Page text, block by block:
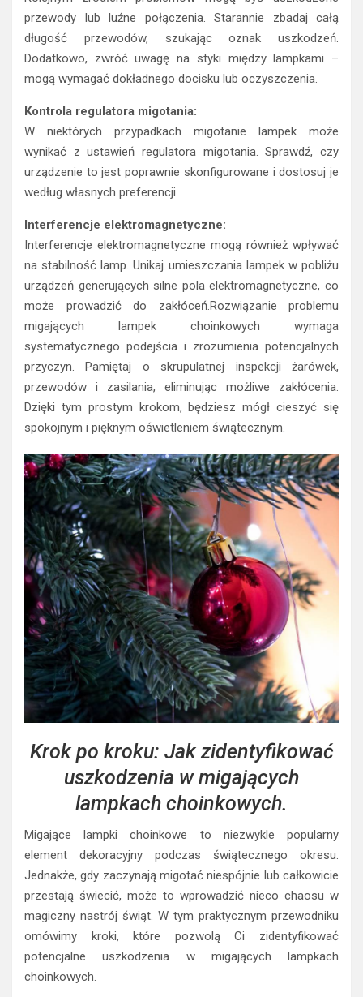
przewody lub luźne połączenia. Starannie zbadaj całą
długość przewodów, szukając oznak uszkodzeń.
Dodatkowo, zwróć uwagę na styki między lampkami –
mogą wymagać dokładnego docisku lub oczyszczenia.
Kontrola regulatora migotania:
W niektórych przypadkach migotanie lampek może
wynikać z ustawień regulatora migotania. Sprawdź, czy
urządzenie to jest poprawnie skonfigurowane i dostosuj je
według własnych preferencji.
Interferencje elektromagnetyczne:
Interferencje elektromagnetyczne mogą również wpływać
na stabilność lamp. Unikaj umieszczania lampek w pobliżu
urządzeń generujących silne pola elektromagnetyczne, co
może prowadzić do zakłóceń.Rozwiązanie problemu
migających lampek choinkowych wymaga
systematycznego podejścia i zrozumienia potencjalnych
przyczyn. Pamiętaj o skrupulatnej inspekcji żarówek,
przewodów i zasilania, eliminując możliwe zakłócenia.
Dzięki tym prostym krokom, będziesz mógł cieszyć się
spokojnym i pięknym oświetleniem świątecznym.
Krok po kroku: Jak zidentyfikować
uszkodzenia w migających
lampkach choinkowych.
Migające lampki choinkowe to niezwykle popularny
element dekoracyjny podczas świątecznego okresu.
Jednakże, gdy zaczynają migotać niespójnie lub całkowicie
przestają świecić, może to wprowadzić nieco chaosu w
magiczny nastrój świąt. W tym praktycznym przewodniku
omówimy kroki, które pozwolą Ci zidentyfikować
potencjalne uszkodzenia w migających lampkach
choinkowych.